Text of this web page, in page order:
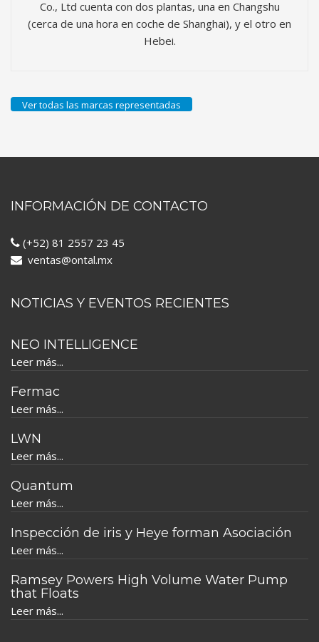
Co., Ltd cuenta con dos plantas, una en Changshu
(cerca de una hora en coche de Shanghai), y el otro en
Hebei.
Ver todas las marcas representadas
INFORMACIÓN DE CONTACTO
(+52) 81 2557 23 45
ventas@ontal.mx
NOTICIAS Y EVENTOS RECIENTES
NEO INTELLIGENCE
Leer más...
Fermac
Leer más...
LWN
Leer más...
Quantum
Leer más...
Inspección de iris y Heye forman Asociación
Leer más...
Ramsey Powers High Volume Water Pump
that Floats
Leer más...